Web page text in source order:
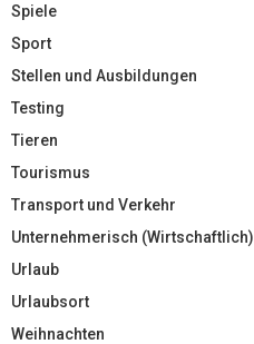
Spiele
Sport
Stellen und Ausbildungen
Testing
Tieren
Tourismus
Transport und Verkehr
Unternehmerisch (Wirtschaftlich)
Urlaub
Urlaubsort
Weihnachten